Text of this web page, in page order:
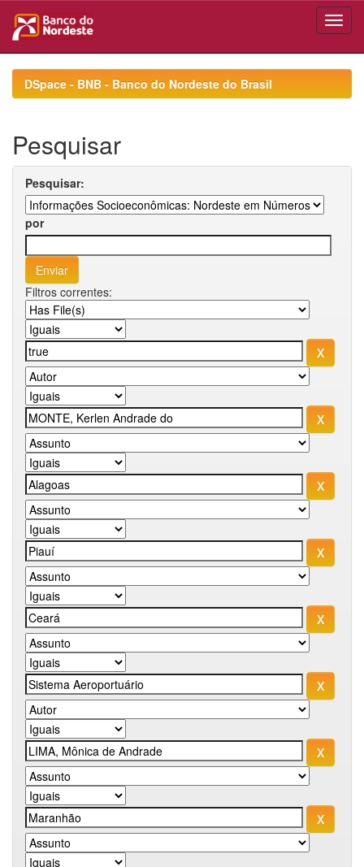
navigationDSpace - BNB - Banco do Nordeste do Brasil
Pesquisar
Pesquisar:
por
Filtros correntes: